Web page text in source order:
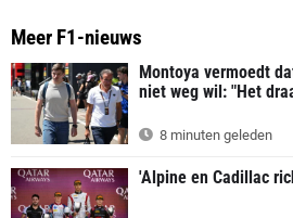
Meer F1-nieuws
Montoya vermoedt
niet weg wil: "Het
8 minuten geleden
'Alpine en Cadillac